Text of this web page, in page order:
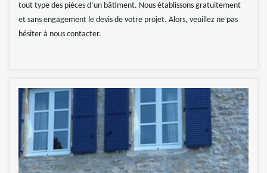
tout type des pièces d’un bâtiment. Nous établissons gratuitement
et sans engagement le devis de votre projet. Alors, veuillez ne pas
hésiter à nous contacter.